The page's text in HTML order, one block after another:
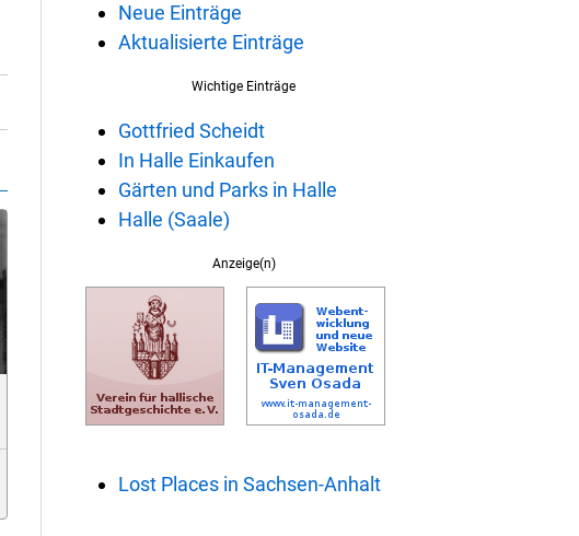
Neue Einträge
Aktualisierte Einträge
Wichtige Einträge
Gottfried Scheidt
In Halle Einkaufen
Gärten und Parks in Halle
Halle (Saale)
Anzeige(n)
Lost Places in Sachsen-Anhalt